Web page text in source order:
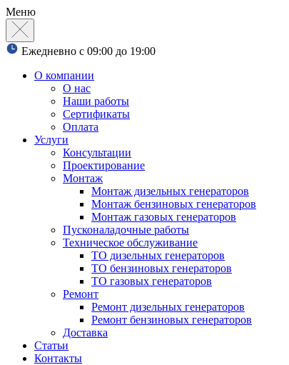
Меню
Ежедневно с 09:00 до 19:00
О компании
О нас
Наши работы
Сертификаты
Оплата
Услуги
Консультации
Проектирование
Монтаж
Монтаж дизельных генераторов
Монтаж бензиновых генераторов
Монтаж газовых генераторов
Пусконаладочные работы
Техническое обслуживание
ТО дизельных генераторов
ТО бензиновых генераторов
ТО газовых генераторов
Ремонт
Ремонт дизельных генераторов
Ремонт бензиновых генераторов
Доставка
Статьи
Контакты